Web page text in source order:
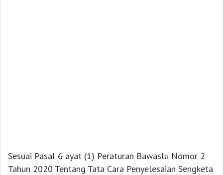
Sesuai Pasal 6 ayat (1) Peraturan Bawaslu Nomor 2
Tahun 2020 Tentang Tata Cara Penyelesaian Sengketa